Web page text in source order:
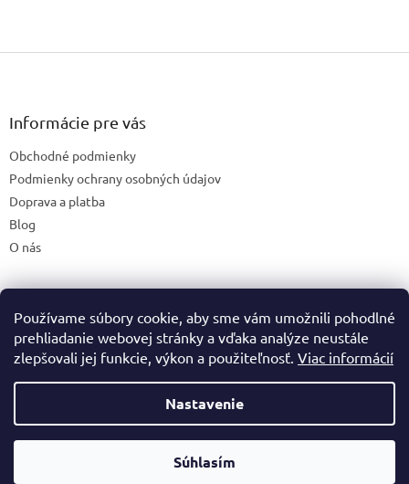
Používame súbory cookie, aby sme vám umožnili pohodlné
prehliadanie webovej stránky a vďaka analýze neustále
zlepšovali jej funkcie, výkon a použiteľnosť. Viac informácií
Nastavenie
Súhlasím
Z
Informácie pre vás
Obchodné podmienky
Podmienky ochrany osobných údajov
Doprava a platba
Blog
O nás
České stránky
Vytvoril Shoptet
Premineraly.sk. Všetky práva vyhradené.